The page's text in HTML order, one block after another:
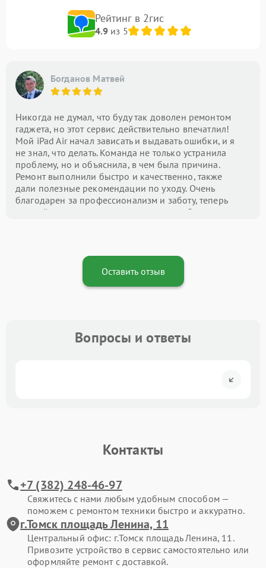
Рейтинг в 2гис
4.9из 5
Богданов Матвей
Никогда не думал, что буду так доволен ремонтом
гаджета, но этот сервис действительно впечатлил!
Мой iPad Air начал зависать и выдавать ошибки, и я
не знал, что делать. Команда не только устранила
проблему, но и объяснила, в чем была причина.
Ремонт выполнили быстро и качественно, также
дали полезные рекомендации по уходу. Очень
благодарен за профессионализм и заботу, теперь
это мой центр номер один для всех проблем с
Оставить отзыв
Вопросы и ответы
Контакты
+7 (382) 248-46-97
Свяжитесь с нами любым удобным способом —
поможем с ремонтом техники быстро и аккуратно.
г.Томск площадь Ленина, 11
Центральный офис: г.Томск площадь Ленина, 11.
Привозите устройство в сервис самостоятельно или
оформляйте ремонт с доставкой.